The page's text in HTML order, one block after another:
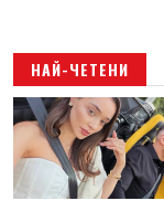
НАЙ-ЧЕТЕНИ